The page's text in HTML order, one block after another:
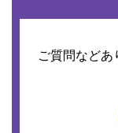
ご質問などあ